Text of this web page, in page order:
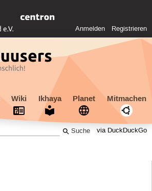
Anmelden Registrieren
Wiki Ikhaya Planet Mitmachen
via DuckDuckGo